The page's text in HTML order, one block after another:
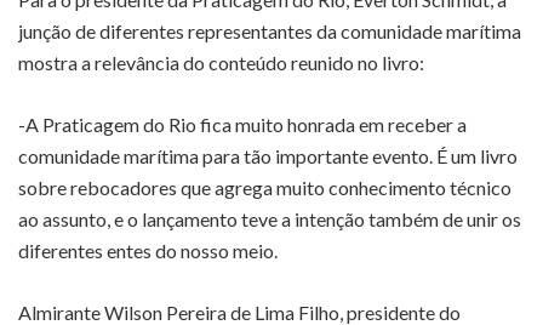
junção de diferentes representantes da comunidade marítima
mostra a relevância do conteúdo reunido no livro:
-A Praticagem do Rio fica muito honrada em receber a
comunidade marítima para tão importante evento. É um livro
sobre rebocadores que agrega muito conhecimento técnico
ao assunto, e o lançamento teve a intenção também de unir os
diferentes entes do nosso meio.
Almirante Wilson Pereira de Lima Filho, presidente do